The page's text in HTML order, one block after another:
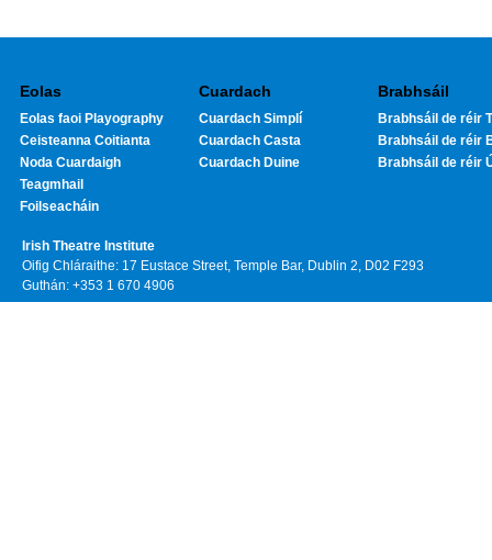
Eolas
Eolas faoi Playography
Ceisteanna Coitianta
Noda Cuardaigh
Teagmhail
Foilseacháin
Cuardach
Cuardach Simplí
Cuardach Casta
Cuardach Duine
Brabhsáil
Brabhsáil de réir
Brabhsáil de réir
Brabhsáil de réir
Irish Theatre Institute
Oifig Chláraithe: 17 Eustace Street, Temple Bar, Dublin 2, D02 F293
Guthán: +353 1 670 4906